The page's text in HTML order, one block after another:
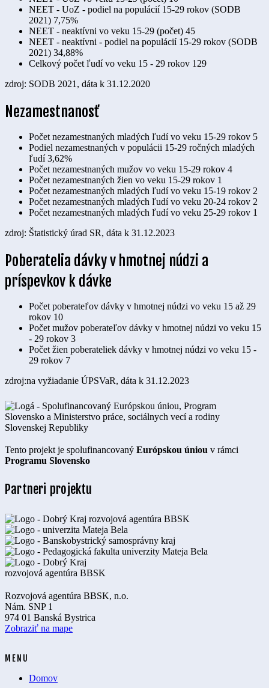
NEET - UoZ - podiel na populácií 15-29 rokov (SODB
2021) 7,75%
NEET - neaktívni vo veku 15-29 (počet) 45
NEET - neaktívni - podiel na populácií 15-29 rokov (SODB
2021) 34,88%
Celkový počet ľudí vo veku 15 - 29 rokov 129
zdroj: SODB 2021, dáta k 31.12.2020
Nezamestnanosť
Počet nezamestnaných mladých ľudí vo veku 15-29 rokov 5
Podiel nezamestnaných v populácii 15-29 ročných mladých
ľudí 3,62%
Počet nezamestnaných mužov vo veku 15-29 rokov 4
Počet nezamestnaných žien vo veku 15-29 rokov 1
Počet nezamestnaných mladých ľudí vo veku 15-19 rokov 2
Počet nezamestnaných mladých ľudí vo veku 20-24 rokov 2
Počet nezamestnaných mladých ľudí vo veku 25-29 rokov 1
zdroj: Štatistický úrad SR, dáta k 31.12.2023
Poberatelia dávky v hmotnej núdzi a
príspevkov k dávke
Počet poberateľov dávky v hmotnej núdzi vo veku 15 až 29
rokov 10
Počet mužov poberateľov dávky v hmotnej núdzi vo veku 15
- 29 rokov 3
Počet žien poberateliek dávky v hmotnej núdzi vo veku 15 -
29 rokov 7
zdroj:na vyžiadanie ÚPSVaR, dáta k 31.12.2023
Tento projekt je spolufinancovaný Európskou úniou v rámci
Programu Slovensko
Partneri projektu
Rozvojová agentúra BBSK, n.o.
Nám. SNP 1
974 01 Banská Bystrica
Zobraziť na mape
MENU
Domov